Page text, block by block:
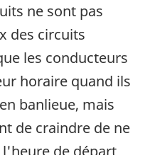
ne sont pas
des circuits
les conducteurs
horaire quand ils
banlieue, mais
de craindre de ne
de départ